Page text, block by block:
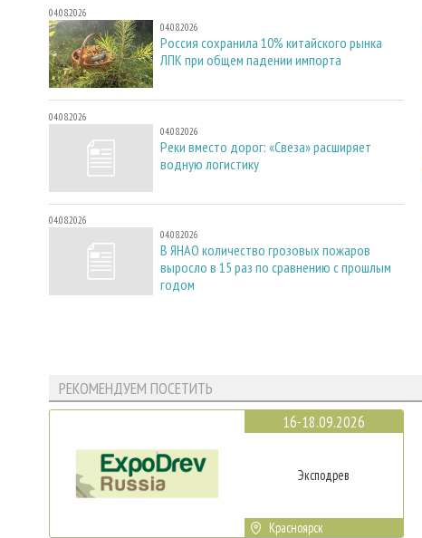
04.08.2026
04.08.2026
Россия сохранила 10% китайского рынка
ЛПК при общем падении импорта
04.08.2026
04.08.2026
Реки вместо дорог: «Свеза» расширяет
водную логистику
04.08.2026
04.08.2026
В ЯНАО количество грозовых пожаров
выросло в 15 раз по сравнению с прошлым
годом
РЕКОМЕНДУЕМ ПОСЕТИТЬ
16-18.09.2026
Эксподрев
Красноярск